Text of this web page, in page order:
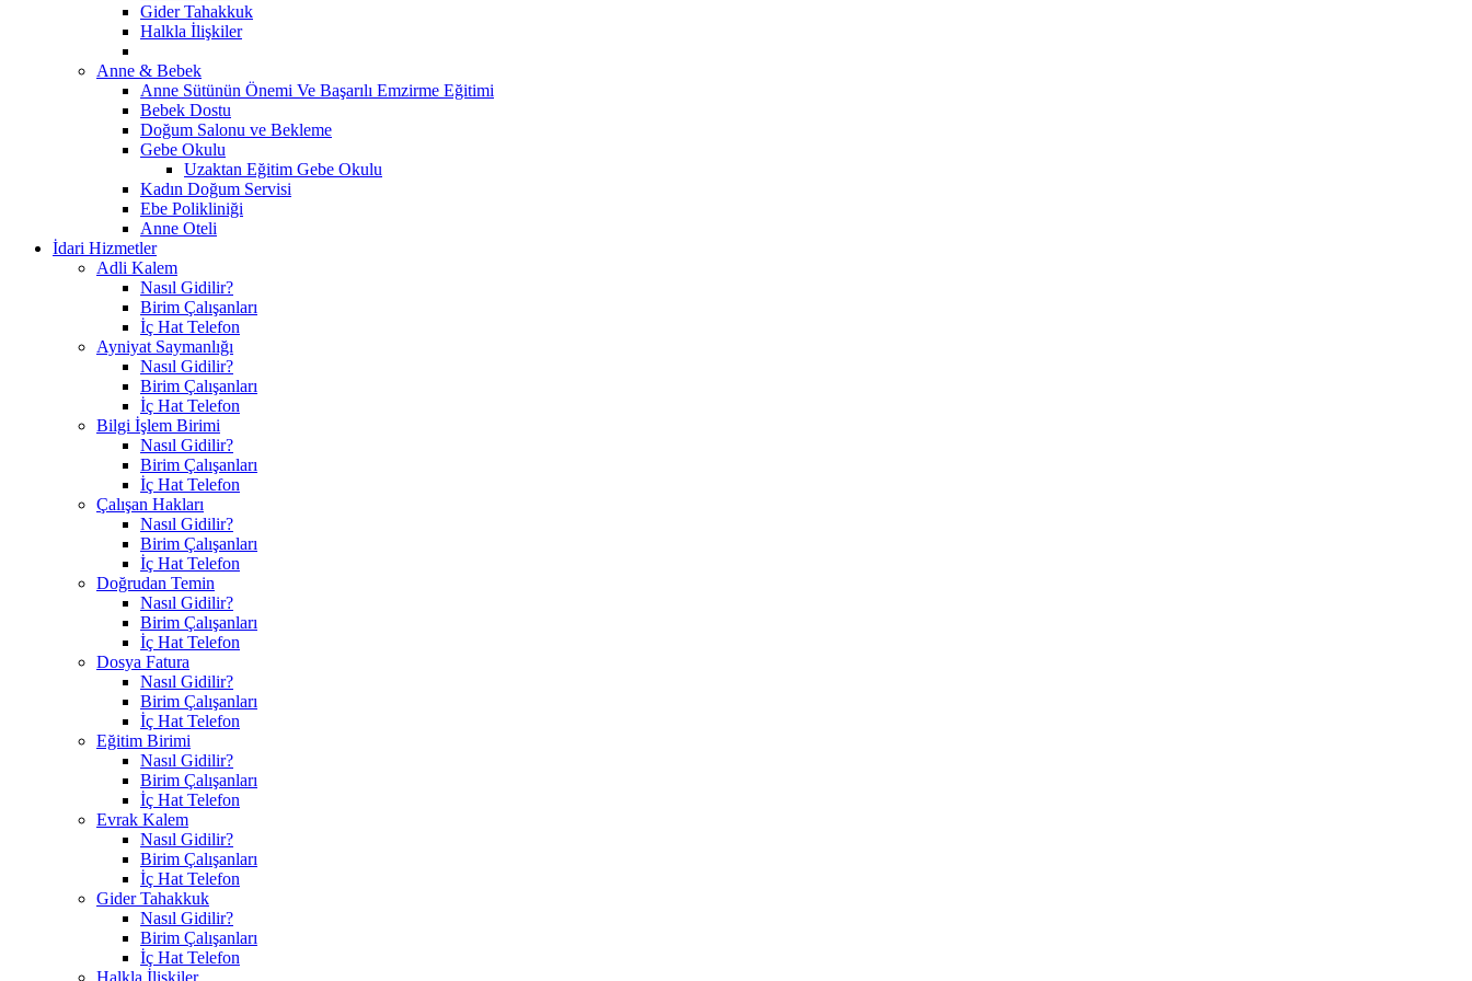
Gider Tahakkuk
Halkla İlişkiler
Anne & Bebek
Anne Sütünün Önemi Ve Başarılı Emzirme Eğitimi
Bebek Dostu
Doğum Salonu ve Bekleme
Gebe Okulu
Uzaktan Eğitim Gebe Okulu
Kadın Doğum Servisi
Ebe Polikliniği
Anne Oteli
İdari Hizmetler
Adli Kalem
Nasıl Gidilir?
Birim Çalışanları
İç Hat Telefon
Ayniyat Saymanlığı
Nasıl Gidilir?
Birim Çalışanları
İç Hat Telefon
Bilgi İşlem Birimi
Nasıl Gidilir?
Birim Çalışanları
İç Hat Telefon
Çalışan Hakları
Nasıl Gidilir?
Birim Çalışanları
İç Hat Telefon
Doğrudan Temin
Nasıl Gidilir?
Birim Çalışanları
İç Hat Telefon
Dosya Fatura
Nasıl Gidilir?
Birim Çalışanları
İç Hat Telefon
Eğitim Birimi
Nasıl Gidilir?
Birim Çalışanları
İç Hat Telefon
Evrak Kalem
Nasıl Gidilir?
Birim Çalışanları
İç Hat Telefon
Gider Tahakkuk
Nasıl Gidilir?
Birim Çalışanları
İç Hat Telefon
Halkla İlişkiler